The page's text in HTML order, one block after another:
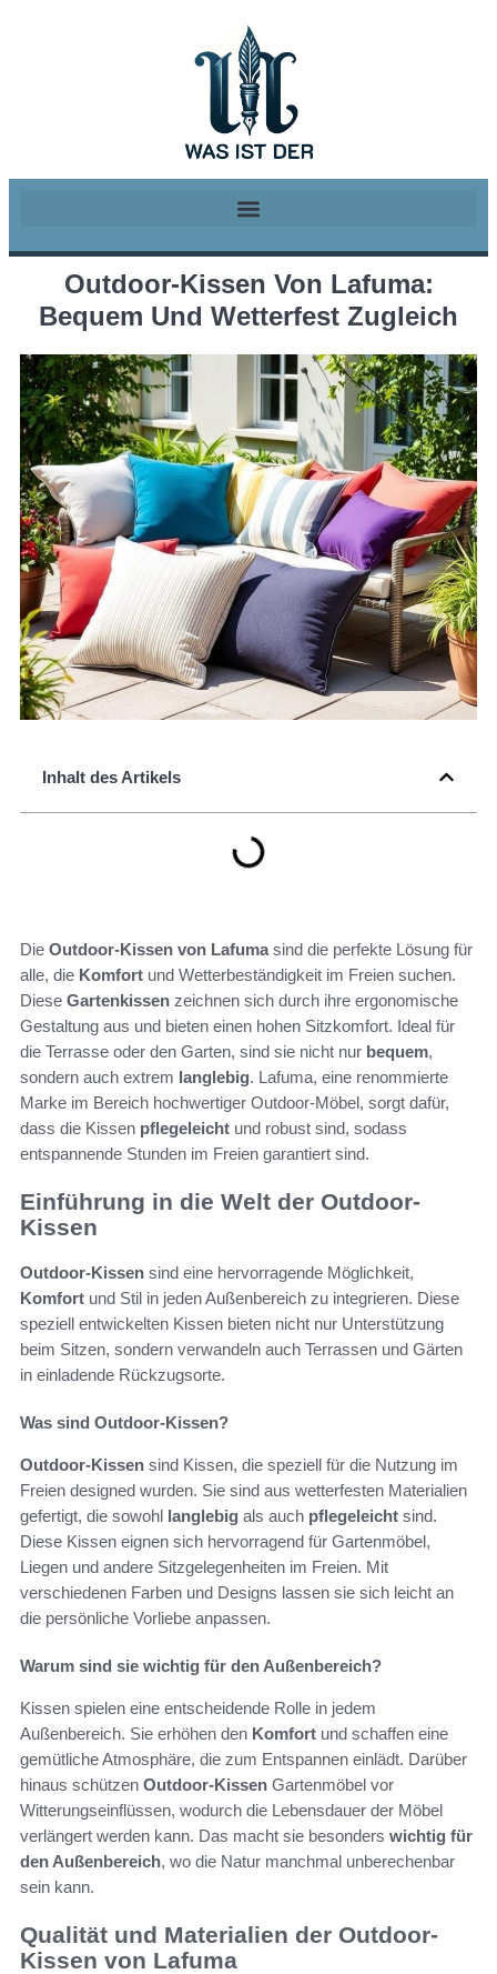
Outdoor-Kissen Von Lafuma:
Bequem Und Wetterfest Zugleich
Inhalt des Artikels
Die Outdoor-Kissen von Lafumasind die perfekte Lösung für
alle, die Komfort und Wetterbeständigkeit im Freien suchen.
Diese Gartenkissen zeichnen sich durch ihre ergonomische
Gestaltung aus und bieten einen hohen Sitzkomfort. Ideal für
die Terrasse oder den Garten, sind sie nicht nur bequem,
sondern auch extrem langlebig. Lafuma, eine renommierte
Marke im Bereich hochwertiger Outdoor-Möbel, sorgt dafür,
dass die Kissen pflegeleicht und robust sind, sodass
entspannende Stunden im Freien garantiert sind.
Einführung in die Welt der Outdoor-
Kissen
Outdoor-Kissen sind eine hervorragende Möglichkeit,
Komfort und Stil in jeden Außenbereich zu integrieren. Diese
speziell entwickelten Kissen bieten nicht nur Unterstützung
beim Sitzen, sondern verwandeln auch Terrassen und Gärten
in einladende Rückzugsorte.
Was sind Outdoor-Kissen?
Outdoor-Kissen sind Kissen, die speziell für die Nutzung im
Freien designed wurden. Sie sind aus wetterfesten Materialien
gefertigt, die sowohl langlebig als auch pflegeleicht sind.
Diese Kissen eignen sich hervorragend für Gartenmöbel,
Liegen und andere Sitzgelegenheiten im Freien. Mit
verschiedenen Farben und Designs lassen sie sich leicht an
die persönliche Vorliebe anpassen.
Warum sind sie wichtig für den Außenbereich?
Kissen spielen eine entscheidende Rolle in jedem
Außenbereich. Sie erhöhen den Komfort und schaffen eine
gemütliche Atmosphäre, die zum Entspannen einlädt. Darüber
hinaus schützen Outdoor-Kissen Gartenmöbel vor
Witterungseinflüssen, wodurch die Lebensdauer der Möbel
verlängert werden kann. Das macht sie besonders wichtig für
den Außenbereich, wo die Natur manchmal unberechenbar
sein kann.
Qualität und Materialien der Outdoor-
Kissen von Lafuma